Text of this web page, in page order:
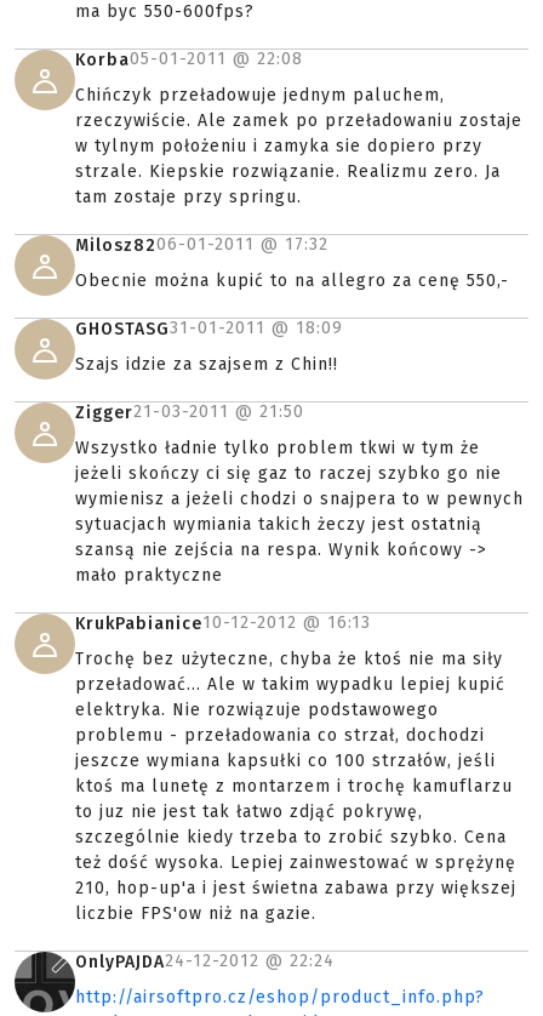
ma byc 550-600fps?
Korba05-01-2011 @ 22:08
Chińczyk przeładowuje jednym paluchem,
rzeczywiście. Ale zamek po przeładowaniu zostaje
w tylnym położeniu i zamyka sie dopiero przy
strzale. Kiepskie rozwiązanie. Realizmu zero. Ja
tam zostaje przy springu.
Milosz8206-01-2011 @ 17:32
Obecnie można kupić to na allegro za cenę 550,-
GHOSTASG31-01-2011 @ 18:09
Szajs idzie za szajsem z Chin!!
Zigger21-03-2011 @ 21:50
Wszystko ładnie tylko problem tkwi w tym że
jeżeli skończy ci się gaz to raczej szybko go nie
wymienisz a jeżeli chodzi o snajpera to w pewnych
sytuacjach wymiania takich żeczy jest ostatnią
szansą nie zejścia na respa. Wynik końcowy ->
mało praktyczne
KrukPabianice10-12-2012 @ 16:13
Trochę bez użyteczne, chyba że ktoś nie ma siły
przeładować... Ale w takim wypadku lepiej kupić
elektryka. Nie rozwiązuje podstawowego
problemu - przeładowania co strzał, dochodzi
jeszcze wymiana kapsułki co 100 strzałów, jeśli
ktoś ma lunetę z montarzem i trochę kamuflarzu
to juz nie jest tak łatwo zdjąć pokrywę,
szczególnie kiedy trzeba to zrobić szybko. Cena
też dość wysoka. Lepiej zainwestować w sprężynę
210, hop-up'a i jest świetna zabawa przy większej
liczbie FPS'ow niż na gazie.
OnlyPAJDA24-12-2012 @ 22:24
http://airsoftpro.cz/eshop/product_info.php?